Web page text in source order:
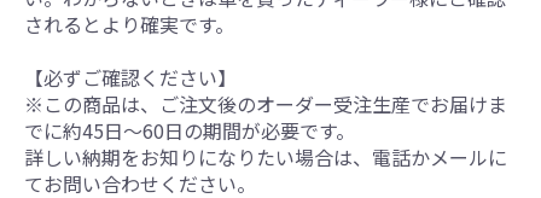
されるとより確実です。
【必ずご確認ください】
※この商品は、ご注文後のオーダー受注生産でお届けま
でに約45日～60日の期間が必要です。
詳しい納期をお知りになりたい場合は、電話かメールに
てお問い合わせください。